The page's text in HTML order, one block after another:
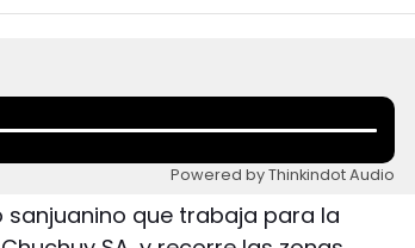
Powered by Thinkindot Audio
que trabaja para la